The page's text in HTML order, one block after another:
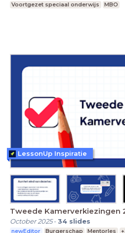
Voortgezet speciaal onderwijs
MBO
Tweede Kamerverkiezingen
October 2025-34 slides
newEditor Burgerschap Mentorles
LessonUp Inspiratie